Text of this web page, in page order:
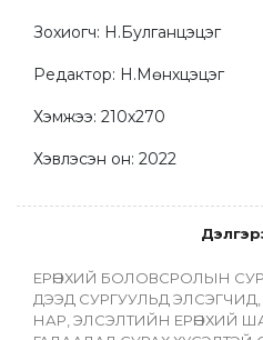
Зохиогч: Н.Булганцэцэг
Редактор: Н.Мөнхцэцэг
Хэмжээ: 210х270
Хэвлэсэн он: 2022
ЕРӨНХИЙ БОЛОВСРОЛЫН
ДЭЭД СУРГУУЛЬД
НАР, ЭЛСЭЛТИЙН ЕРӨНХИЙ